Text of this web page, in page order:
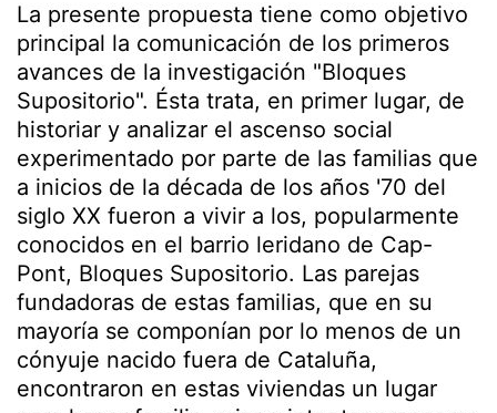
La presente propuesta tiene como objetivo
principal la comunicación de los primeros
avances de la investigación "Bloques
Supositorio". Ésta trata, en primer lugar, de
historiar y analizar el ascenso social
experimentado por parte de las familias que
a inicios de la década de los años '70 del
siglo XX fueron a vivir a los, popularmente
conocidos en el barrio leridano de Cap-
Pont, Bloques Supositorio. Las parejas
fundadoras de estas familias, que en su
mayoría se componían por lo menos de un
cónyuje nacido fuera de Cataluña,
encontraron en estas viviendas un lugar